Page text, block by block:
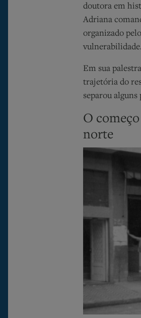
doutora em
Adriana
organizado
vulnerabilidade.
Em sua
trajetória do
separou
O
norte